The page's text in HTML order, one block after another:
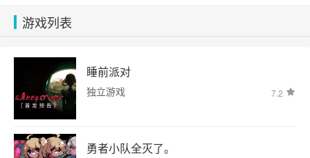
游戏列表
睡前派对
独立游戏 7.2
勇者小队全灭了。